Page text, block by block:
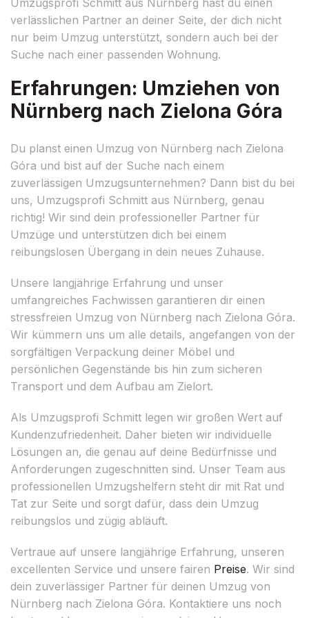
verlässlichen Partner an deiner Seite, der dich nicht
nur beim Umzug unterstützt, sondern auch bei der
Suche nach einer passenden Wohnung.
Erfahrungen: Umziehen von
Nürnberg nach Zielona Góra
Du planst einen Umzug von Nürnberg nach Zielona
Góra und bist auf der Suche nach einem
zuverlässigen Umzugsunternehmen? Dann bist du bei
uns, Umzugsprofi Schmitt aus Nürnberg, genau
richtig! Wir sind dein professioneller Partner für
Umzüge und unterstützen dich bei einem
reibungslosen Übergang in dein neues Zuhause.
Unsere langjährige Erfahrung und unser
umfangreiches Fachwissen garantieren dir einen
stressfreien Umzug von Nürnberg nach Zielona Góra.
Wir kümmern uns um alle details, angefangen von der
sorgfältigen Verpackung deiner Möbel und
persönlichen Gegenstände bis hin zum sicheren
Transport und dem Aufbau am Zielort.
Als Umzugsprofi Schmitt legen wir großen Wert auf
Kundenzufriedenheit. Daher bieten wir individuelle
Lösungen an, die genau auf deine Bedürfnisse und
Anforderungen zugeschnitten sind. Unser Team aus
professionellen Umzugshelfern steht dir mit Rat und
Tat zur Seite und sorgt dafür, dass dein Umzug
reibungslos und zügig abläuft.
Vertraue auf unsere langjährige Erfahrung, unseren
excellenten Service und unsere fairen Preise. Wir sind
dein zuverlässiger Partner für deinen Umzug von
Nürnberg nach Zielona Góra. Kontaktiere uns noch